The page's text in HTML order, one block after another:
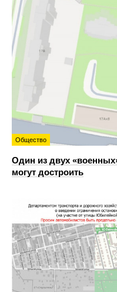
Общество
Один из двух
могут достроить